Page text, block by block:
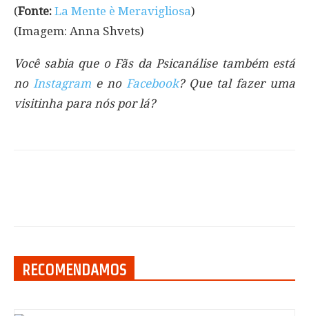
(Fonte: La Mente è Meravigliosa)
(Imagem: Anna Shvets)
Você sabia que o Fãs da Psicanálise também está
no Instagrame no Facebook? Que tal fazer uma
visitinha para nós por lá?
RECOMENDAMOS